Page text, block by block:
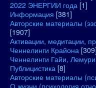
2022 ЭНЕРГИИ года [1]
Информация [381]
Авторские материалы
[1907]
Активации, медитации,
Ченнелинги Крайона [309]
Ченнелинги Гайи,
Публицистика [8]
Авторские материалы
О жизни (психология